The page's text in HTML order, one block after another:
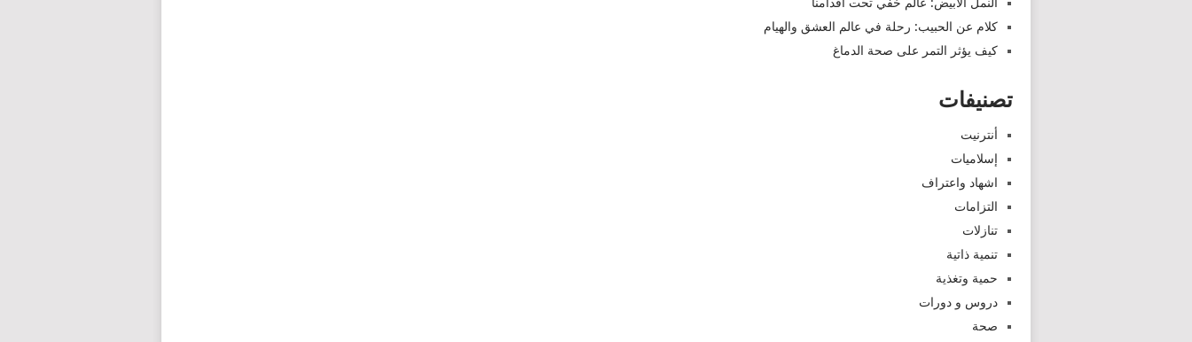
كلام عن الحبيب: رحلة في عالم العشق والهيام
كيف يؤثر التمر على صحة الدماغ
تصنيفات
أنترنيت
إسلاميات
اشهاد واعتراف
التزامات
تنازلات
تنمية ذاتية
حمية وتغذية
دروس و دورات
صحة